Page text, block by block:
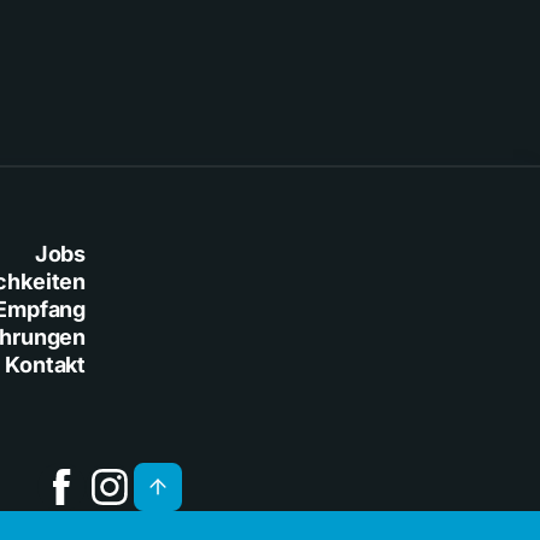
Jobs
Kontakt